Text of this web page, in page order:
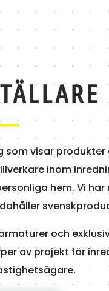
som visar
inom
hem. Vi
och
av projekt för